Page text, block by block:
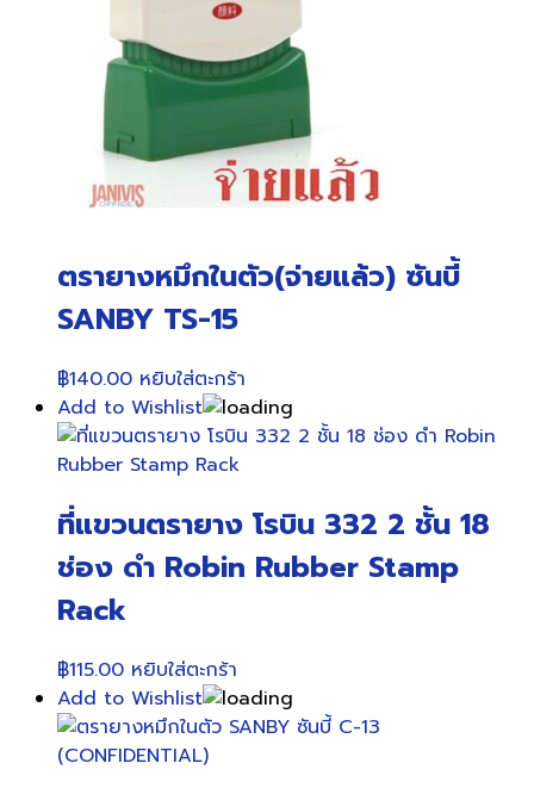
ตรายางหมึกในตัว(จ่ายแล้ว) ซันบี้
SANBY TS-15
฿140.00 หยิบใส่ตะกร้า
Add to Wishlist
ที่แขวนตรายาง โรบิน 332 2 ชั้น 18
ช่อง ดำ Robin Rubber Stamp
Rack
฿115.00 หยิบใส่ตะกร้า
Add to Wishlist